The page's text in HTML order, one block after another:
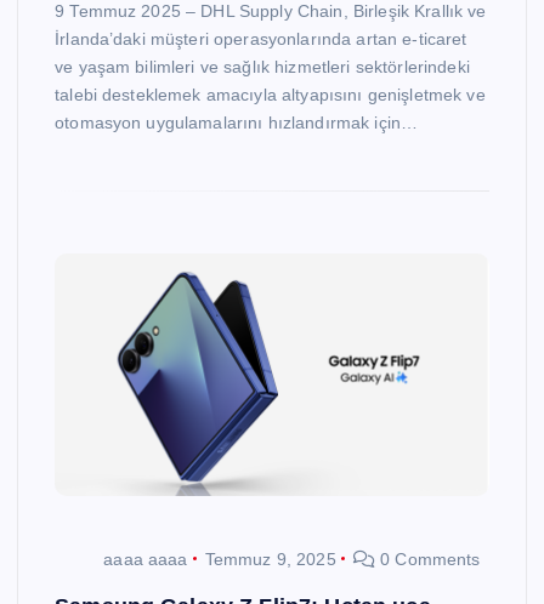
9 Temmuz 2025 – DHL Supply Chain, Birleşik Krallık ve
İrlanda’daki müşteri operasyonlarında artan e-ticaret
ve yaşam bilimleri ve sağlık hizmetleri sektörlerindeki
talebi desteklemek amacıyla altyapısını genişletmek ve
otomasyon uygulamalarını hızlandırmak için…
aaaa aaaa Temmuz 9, 2025 0 Comments